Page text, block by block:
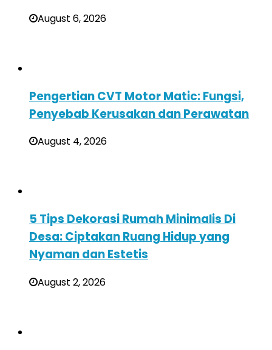
August 6, 2026
Pengertian CVT Motor Matic: Fungsi,
Penyebab Kerusakan dan Perawatan
August 4, 2026
5 Tips Dekorasi Rumah Minimalis Di
Desa: Ciptakan Ruang Hidup yang
Nyaman dan Estetis
August 2, 2026